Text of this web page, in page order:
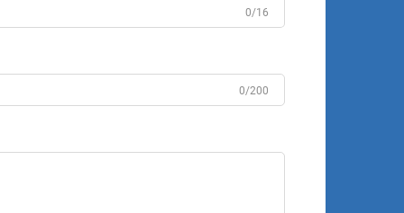
0/16
0/200